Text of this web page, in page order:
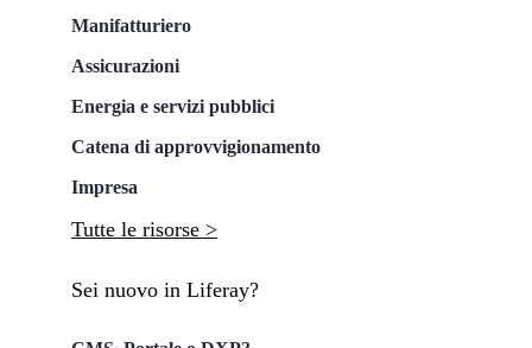
Manifatturiero
Assicurazioni
Energia e servizi pubblici
Catena di approvvigionamento
Impresa
Tutte le risorse >
Sei nuovo in Liferay?